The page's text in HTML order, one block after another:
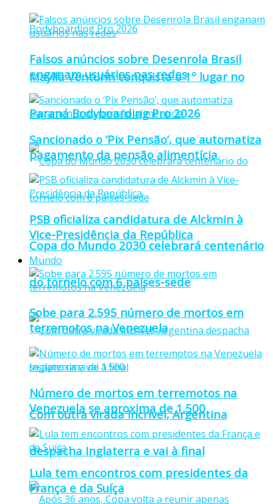
Maylla Venturin conquista o 1º lugar no
Paraná Bodyboarding Pro 2026
Copa do Mundo 2030 celebrará centenário
do torneio com 6 países-sede
Com outra virada incrível, Argentina
despacha Inglaterra e vai à final
Falsos anúncios sobre Desenrola Brasil
enganam usuários nas redes
Sancionado o ‘Pix Pensão’, que automatiza
pagamento da pensão alimentícia
PSB oficializa candidatura de Alckmin à
Vice-Presidência da República
Mundo
Sobe para 2.595 número de mortos em
terremotos na Venezuela
Número de mortos em terremotos na
Venezuela se aproxima de 1.500
Lula tem encontros com presidentes da
França e da Suíça